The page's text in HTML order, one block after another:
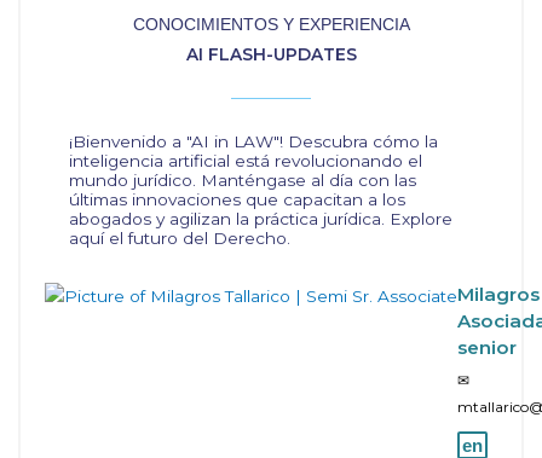
CONOCIMIENTOS Y EXPERIENCIA
AI FLASH-UPDATES
¡Bienvenido a "AI in LAW"! Descubra cómo la
inteligencia artificial está revolucionando el
mundo jurídico. Manténgase al día con las
últimas innovaciones que capacitan a los
abogados y agilizan la práctica jurídica. Explore
aquí el futuro del Derecho.
senior
✉
en